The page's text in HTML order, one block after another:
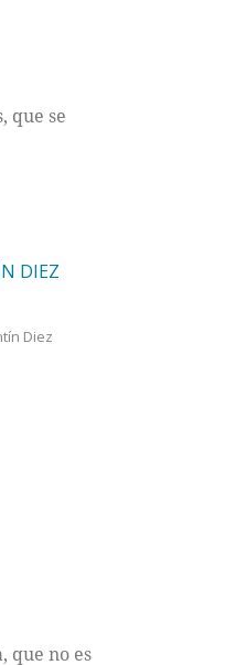
que se
DIEZ
Diez
que no es